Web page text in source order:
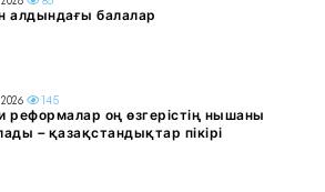
алдындағы балалар
145
реформалар оң өзгерістің нышаны
– қазақстандықтар пікірі